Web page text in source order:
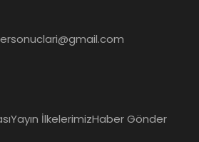
Yayın İlkelerimizHaber Gönder